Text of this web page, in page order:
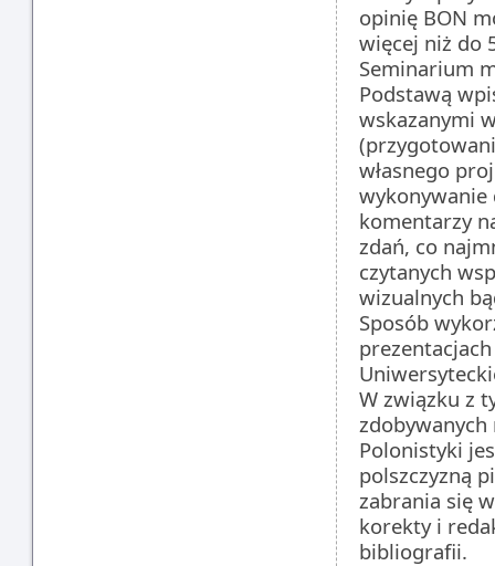
opinię BON
więcej niż do
Seminarium
Podstawą
wskazanymi
własnego
komentarzy
zdań, co
czytanych
wizualnych
Sposób
W związku z
Polonistyki
polszczyzną
zabrania się
korekty i
bibliografii.